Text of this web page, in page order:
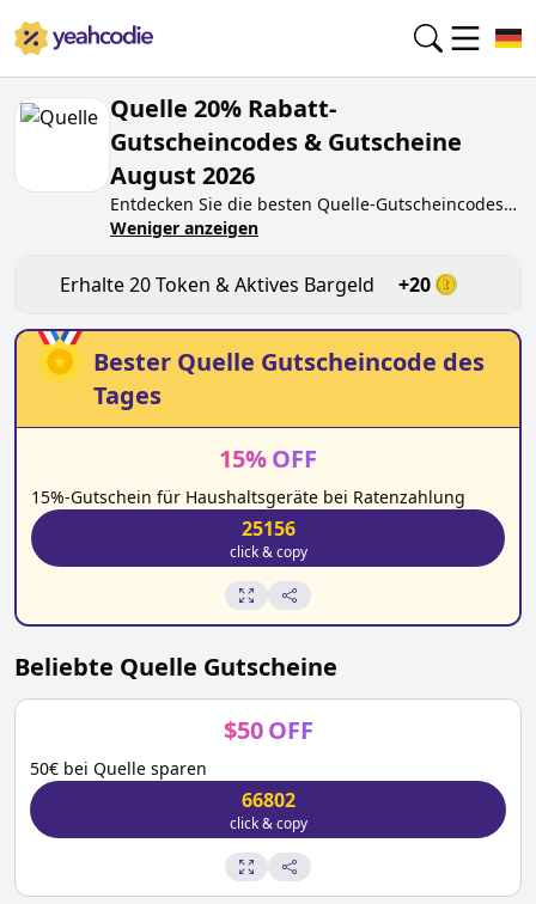
Quelle 20% Rabatt-
Gutscheincodes & Gutscheine
August 2026
Entdecken Sie die besten Quelle-Gutscheincodes
von heute fürAugust 2026
Token beiquelle.de, indem Sie den Code testen.
Erhalten Sie Belohnungen, wenn Sie
Quelle
Gutscheincodes einreichen und anderen Käufern
beim Sparen helfen.
Weniger anzeigen
Erhalte20Token & Aktives Bargeld +20
Bester Quelle Gutscheincode des
Tages
15%OFF
15%-Gutschein für Haushaltsgeräte bei Ratenzahlung
25156
click & copy
Beliebte Quelle Gutscheine
$50 OFF
50€ bei Quelle sparen
66802
click & copy